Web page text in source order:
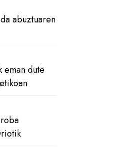
abuztuaren
dute